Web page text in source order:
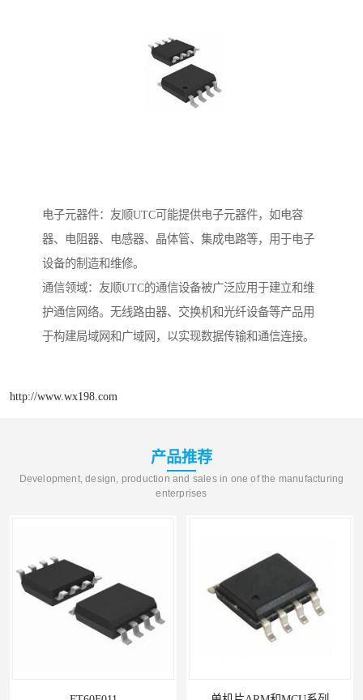
电子元器件：友顺UTC可能提供电子元器件，如电容
器、电阻器、电感器、晶体管、集成电路等，用于电子
设备的制造和维修。
通信领域：友顺UTC的通信设备被广泛应用于建立和维
护通信网络。无线路由器、交换机和光纤设备等产品用
于构建局域网和广域网，以实现数据传输和通信连接。
http://www.wx198.com
产品推荐
Development, design, production and sales in one of the manufacturing
enterprises